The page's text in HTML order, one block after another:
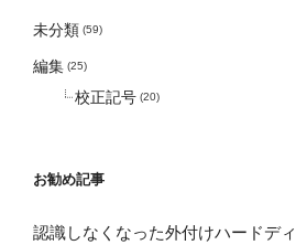
未分類 (59)
編集 (25)
校正記号 (20)
お勧め記事
認識しなくなった外付けハードデ